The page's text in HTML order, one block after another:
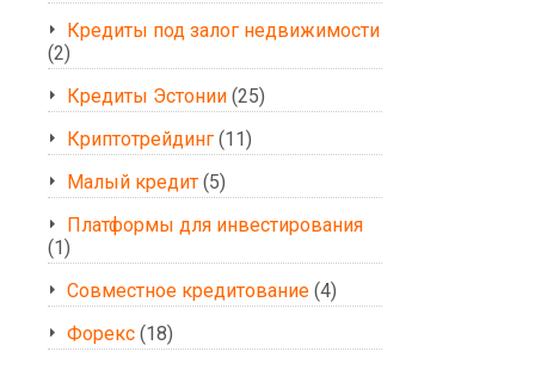
Кредиты под залог недвижимости
(2)
Кредиты Эстонии (25)
Криптотрейдинг (11)
Малый кредит (5)
Платформы для инвестирования
(1)
Совместное кредитование (4)
Форекс (18)